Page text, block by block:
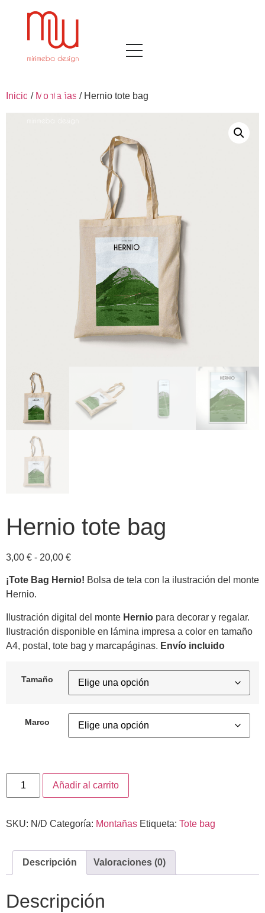
Inicio / Montañas / Hernio tote bag
Hernio tote bag
3,00 € - 20,00 €
¡Tote Bag Hernio! Bolsa de tela con la ilustración del monte
Hernio.
Ilustración digital del monte Hernio para decorar y regalar.
Ilustración disponible en lámina impresa a color en tamaño
A4, postal, tote bag y marcapáginas. Envío incluido
Tamaño
Marco
Añadir al carrito
SKU: N/D Categoría: Montañas Etiqueta: Tote bag
Descripción Valoraciones (0)
Descripción